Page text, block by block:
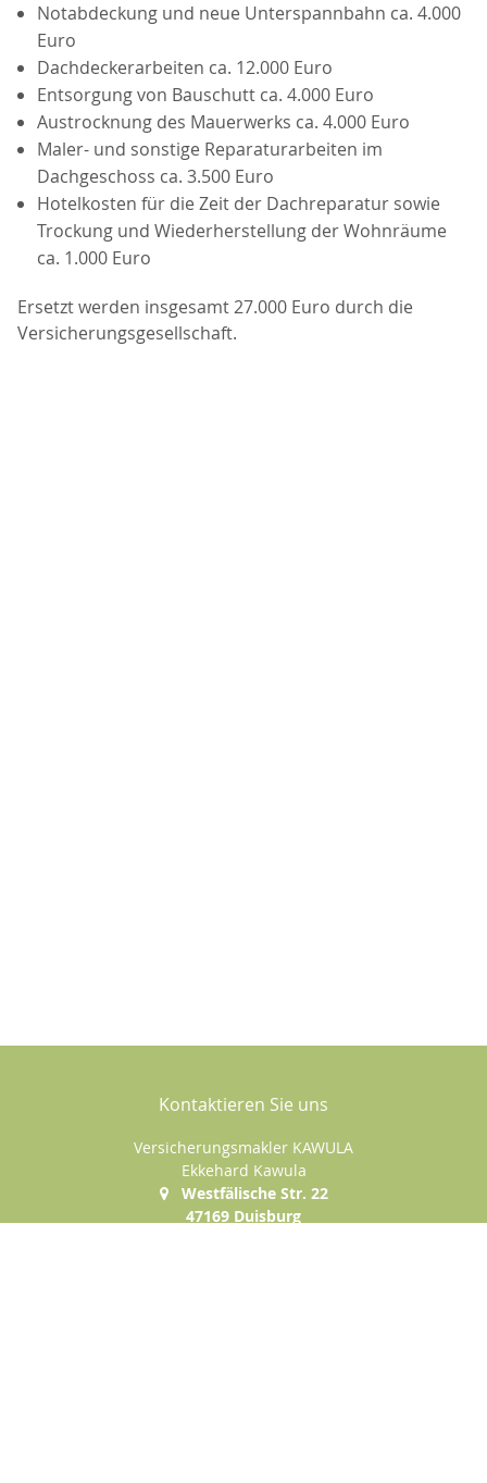
Notabdeckung und neue Unterspannbahn ca. 4.000
Euro
Dachdeckerarbeiten ca. 12.000 Euro
Entsorgung von Bauschutt ca. 4.000 Euro
Austrocknung des Mauerwerks ca. 4.000 Euro
Maler- und sonstige Reparaturarbeiten im
Dachgeschoss ca. 3.500 Euro
Hotelkosten für die Zeit der Dachreparatur sowie
Trockung und Wiederherstellung der Wohnräume
ca. 1.000 Euro
Ersetzt werden insgesamt 27.000 Euro durch die
Versicherungsgesellschaft.
Kontaktieren Sie uns
Versicherungsmakler KAWULA
Ekkehard Kawula
Westfälische Str. 22
47169 Duisburg